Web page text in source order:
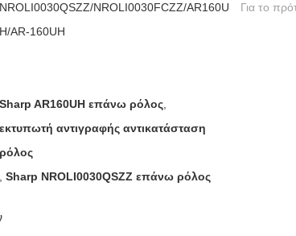
NROLI0030QSZZ/NROLI0030FCZZ/AR160U
H/AR-160UH
Για το
Sharp AR160UH επάνω ρόλος
εκτυπωτή αντιγραφής αντικατάσταση
ρόλος
Sharp NROLI0030QSZZ επάνω ρόλος